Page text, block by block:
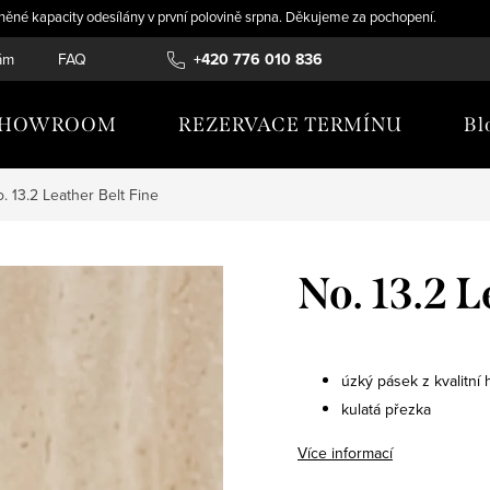
kapacity odesílány v první polovině srpna. Děkujeme za pochopení.
+420 776 010 836
FAQ TABULKY VELIKOSTÍ KARIÉRA
REZERVACE TERMÍNU
13.2 Leather Belt Fine
No. 13.2
úzký pásek z kvalitní
kulatá přezka
Více informací